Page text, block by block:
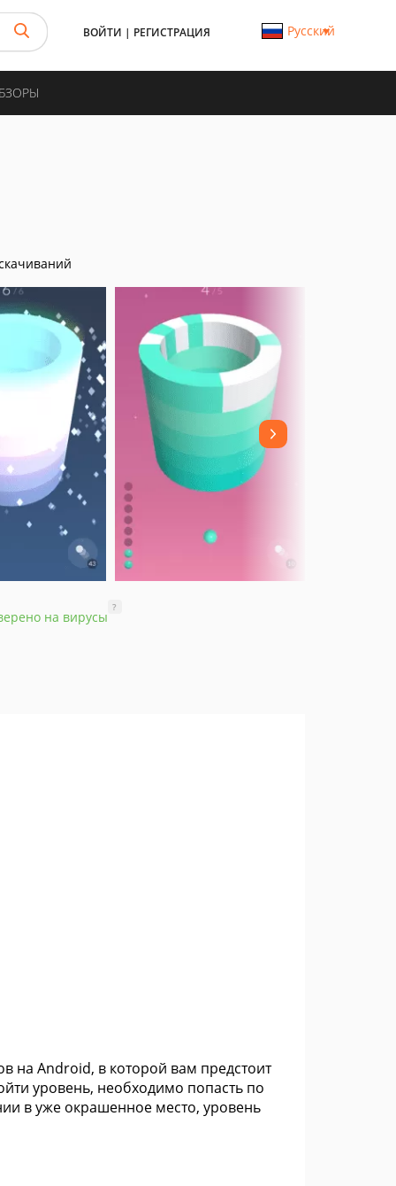
ВОЙТИ | РЕГИСТРАЦИЯ Русский
на вирусы
?
на Android, в которой вам предстоит
уровень, необходимо попасть по
в уже окрашенное место, уровень